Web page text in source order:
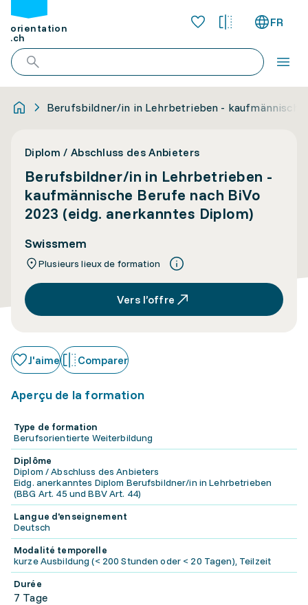
orientation
.ch
FR
Berufsbildner/in in Lehrbetrieben -
Diplom / Abschluss des Anbieters
Berufsbildner/in in Lehrbetrieben -
kaufmännische Berufe nach BiVo
2023 (eidg. anerkanntes Diplom)
Swissmem
Plusieurs lieux de formation
Vers l’offre
J'aime Comparer
Aperçu de la formation
Type de formation
Berufsorientierte Weiterbildung
Diplôme
Diplom / Abschluss des Anbieters
Eidg. anerkanntes Diplom Berufsbildner/in in Lehrbetrieben
(BBG Art. 45 und BBV Art. 44)
Langue d'enseignement
Deutsch
Modalité temporelle
kurze Ausbildung (< 200 Stunden oder < 20 Tagen), Teilzeit
Durée
7 Tage